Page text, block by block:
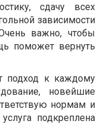
сдачу всех
зависимости
важно, чтобы
поможет вернуть
подход к каждому
новейшие
нормам и
подкреплена